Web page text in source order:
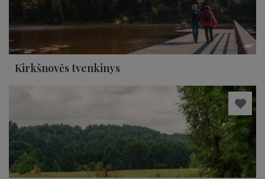
Kirkšnovės tvenkinys